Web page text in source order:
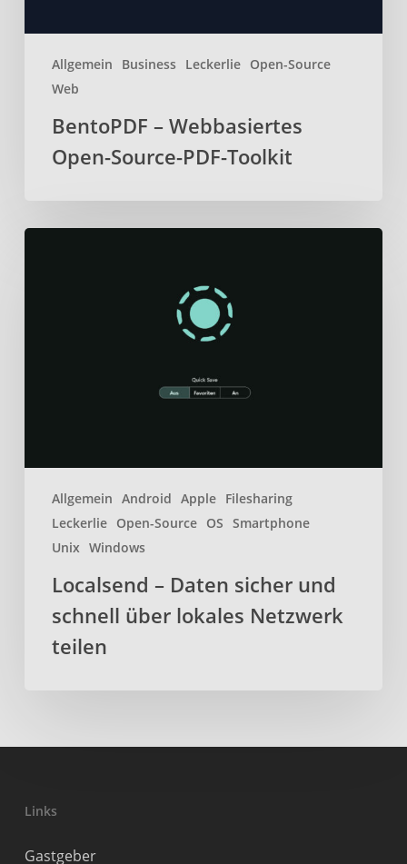
Allgemein Business Leckerlie Open-Source
Web
BentoPDF – Webbasiertes
Open-Source-PDF-Toolkit
Allgemein Android Apple Filesharing
Leckerlie Open-Source OS Smartphone
Unix Windows
Localsend
Localsend – Daten sicher und
schnell über lokales Netzwerk
teilen
Links
Gastgeber